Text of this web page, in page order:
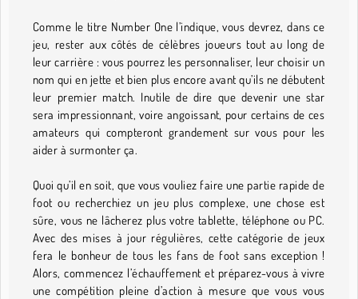
Comme le titre Number One l’indique, vous devrez, dans ce
jeu, rester aux côtés de célèbres joueurs tout au long de
leur carrière : vous pourrez les personnaliser, leur choisir un
nom qui en jette et bien plus encore avant qu’ils ne débutent
leur premier match. Inutile de dire que devenir une star
sera impressionnant, voire angoissant, pour certains de ces
amateurs qui compteront grandement sur vous pour les
aider à surmonter ça.
Quoi qu’il en soit, que vous vouliez faire une partie rapide de
foot ou recherchiez un jeu plus complexe, une chose est
sûre, vous ne lâcherez plus votre tablette, téléphone ou PC.
Avec des mises à jour régulières, cette catégorie de jeux
fera le bonheur de tous les fans de foot sans exception !
Alors, commencez l’échauffement et préparez-vous à vivre
une compétition pleine d’action à mesure que vous vous